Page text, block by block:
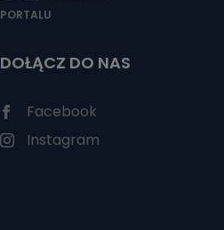
PORTALU
DOŁĄCZ DO NAS
Facebook
Instagram